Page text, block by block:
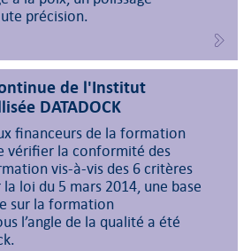
précision.
de l'Institut
DATADOCK
financeurs de la formation
vérifier la conformité des
vis-à-vis des 6 critères
loi du 5 mars 2014, une base
sur la formation
l’angle de la qualité a été